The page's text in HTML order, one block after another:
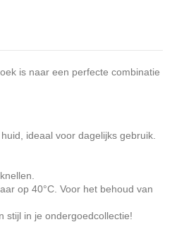
is naar een perfecte combinatie
ideaal voor dagelijks gebruik.
op 40°C. Voor het behoud van
stijl in je ondergoedcollectie!